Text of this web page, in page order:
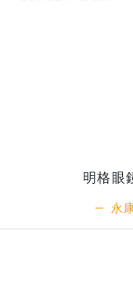
明格眼
永